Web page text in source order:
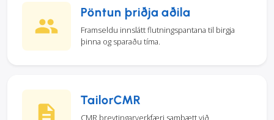
Pöntun þriðja aðila
Framseldu innslátt flutningspantana til birgja
þinna og sparaðu tíma.
TailorCMR
CMR breytingarverkfæri samþætt við